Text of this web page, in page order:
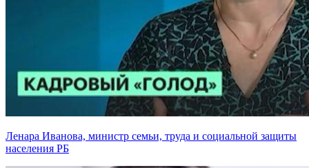
Ленара Иванова, министр семьи, труда и социальной защиты
населения РБ